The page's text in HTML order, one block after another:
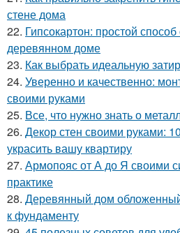
стене дома
22. Гипсокартон: простой
деревянном доме
23. Как выбрать идеальную
24. Уверенно и качественно:
своими руками
25. Все, что нужно знать о
26. Декор стен своими руками:
украсить вашу квартиру
27. Армопояс от А до Я своими
практике
28. Деревянный дом
к фундаменту